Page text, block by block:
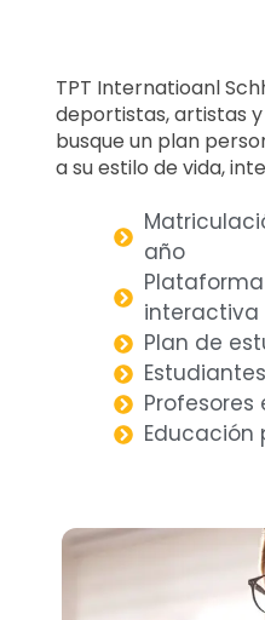
TPT Internatioanl
deportistas, artistas
busque un plan
a su estilo de vida,
año
interactiva
Plan de
Educación